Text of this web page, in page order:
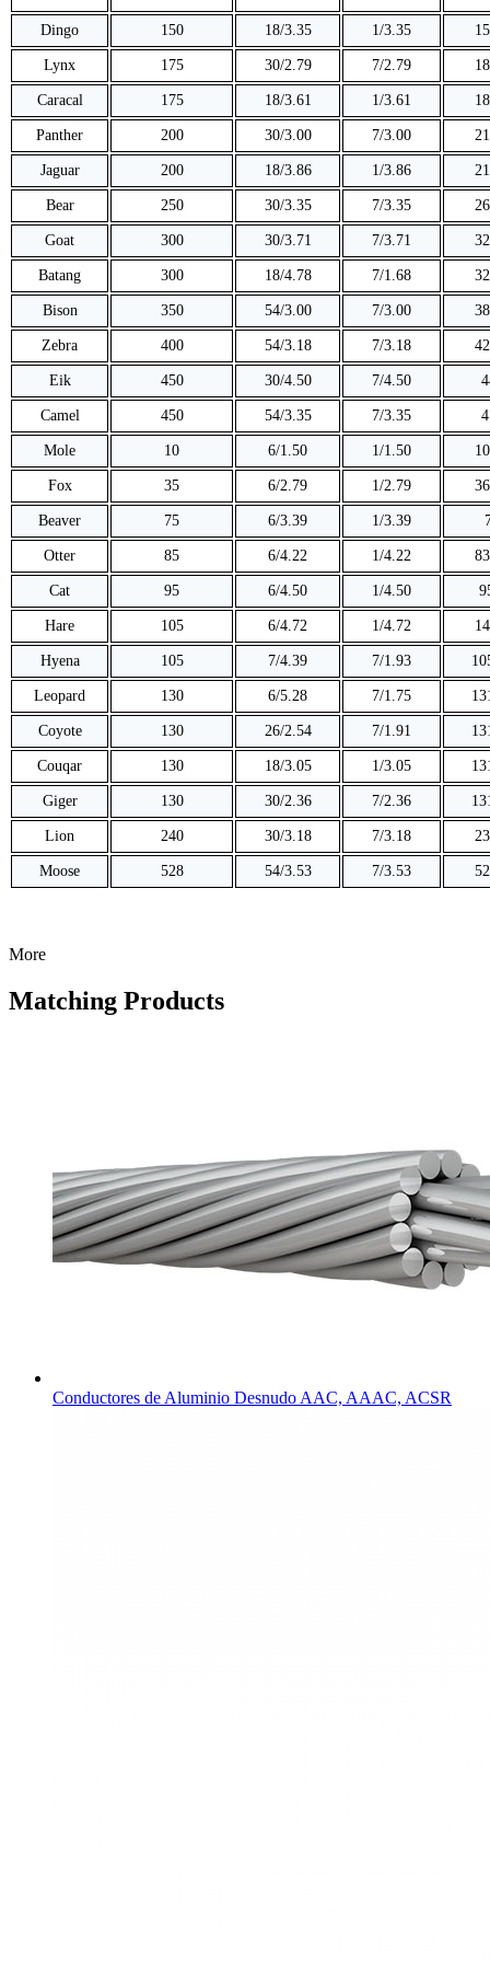
Dingo 150 18/3.35 1/3.35
Lynx 175 30/2.79 7/2.79
Caracal 175 18/3.61 1/3.61
Panther 200 30/3.00 7/3.00
Jaguar 200 18/3.86 1/3.86
Bear 250 30/3.35 7/3.35
Goat 300 30/3.71 7/3.71
Batang 300 18/4.78 7/1.68
Bison 350 54/3.00 7/3.00
Zebra 400 54/3.18 7/3.18
Eik 450 30/4.50 7/4.50
Camel 450 54/3.35 7/3.35
Mole 10 6/1.50 1/1.50
Fox 35 6/2.79 1/2.79
Beaver 75 6/3.39 1/3.39
Otter 85 6/4.22 1/4.22
Cat 95 6/4.50 1/4.50
Hare 105 6/4.72 1/4.72
Hyena 105 7/4.39 7/1.93
Leopard 130 6/5.28 7/1.75
Coyote 130 26/2.54 7/1.91
Couqar 130 18/3.05 1/3.05
Giger 130 30/2.36 7/2.36
Lion 240 30/3.18 7/3.18
Moose 528 54/3.53 7/3.53
More
Matching Products
Conductores de Aluminio Desnudo AAC, AAAC, ACSR